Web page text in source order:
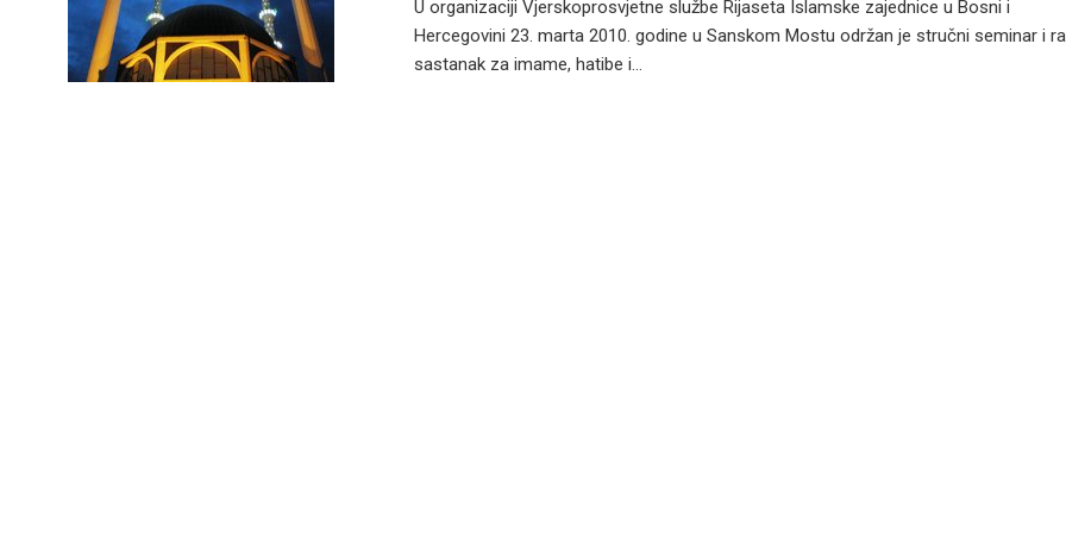
U organizaciji Vjerskoprosvjetne službe Rijaseta Islamske zajednice u Bosni i
Hercegovini 23. marta 2010. godine u Sanskom Mostu održan je stručni seminar i
sastanak za imame, hatibe i...